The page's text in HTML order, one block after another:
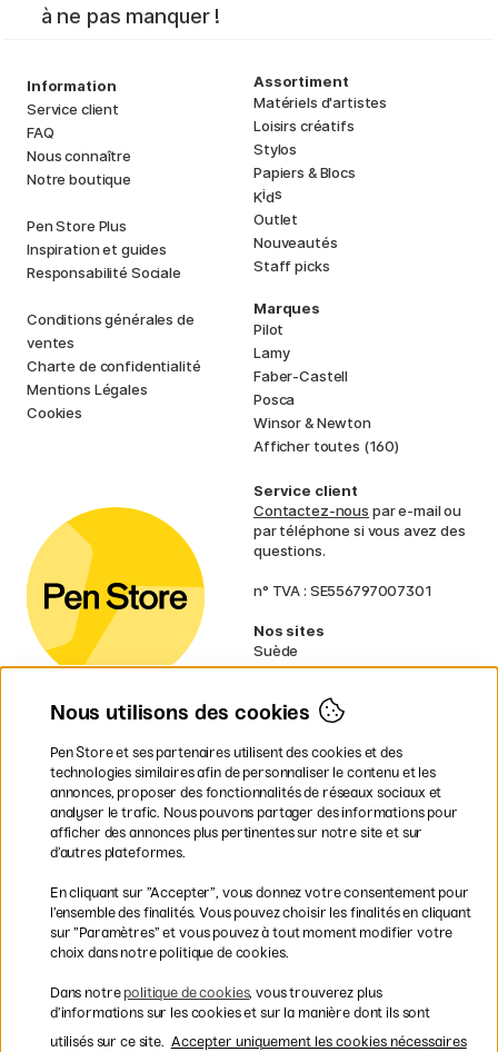
à ne pas manquer !
Information
Service client
FAQ
Nous connaître
Notre boutique
Pen Store Plus
Inspiration et guides
Responsabilité Sociale
Conditions générales de
ventes
Charte de confidentialité
Mentions Légales
Cookies
Assortiment
Matériels d'artistes
Loisirs créatifs
Stylos
Papiers & Blocs
Kids
Outlet
Nouveautés
Staff picks
Marques
Pilot
Lamy
Faber-Castell
Posca
Winsor & Newton
Afficher toutes (160)
Service client
Contactez-nous par e-mail ou
par téléphone si vous avez des
questions.
n° TVA : SE556797007301
Nos sites
Suède
Norvège
Finlande
Irlande
Pays-Bas
Royaume-Uni
UE
volumineux.
Les modes de paiement
Nous utilisons des cookies
Pen Store et ses partenaires utilisent des cookies et des
technologies similaires afin de personnaliser le contenu et les
annonces, proposer des fonctionnalités de réseaux sociaux et
analyser le trafic. Nous pouvons partager des informations pour
afficher des annonces plus pertinentes sur notre site et sur
d’autres plateformes.
En cliquant sur ”Accepter”, vous donnez votre consentement pour
l’ensemble des finalités. Vous pouvez choisir les finalités en cliquant
sur ”Paramètres” et vous pouvez à tout moment modifier votre
choix dans notre politique de cookies.
Dans notre politique de cookies, vous trouverez plus
d’informations sur les cookies et sur la manière dont ils sont
utilisés sur ce site. Accepter uniquement les cookies nécessaires